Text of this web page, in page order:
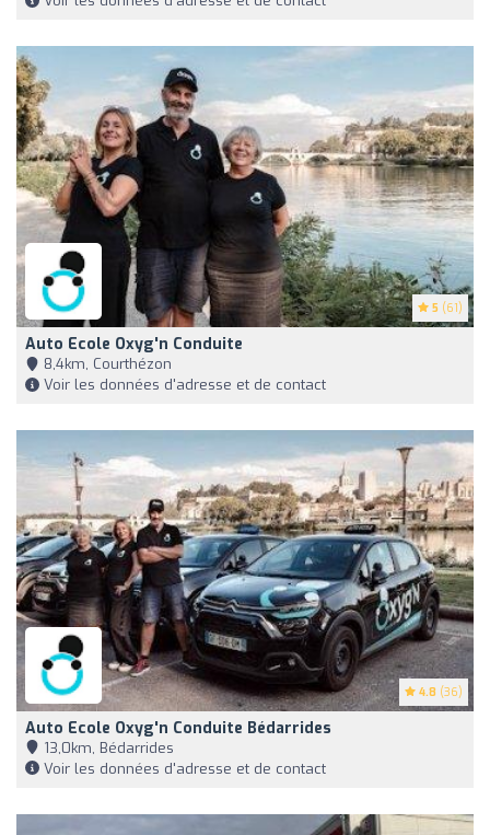
5 (61)
Auto Ecole Oxyg'n Conduite
8,4km, Courthézon
Voir les données d'adresse et de contact
4.8 (36)
Auto Ecole Oxyg'n Conduite Bédarrides
13,0km, Bédarrides
Voir les données d'adresse et de contact